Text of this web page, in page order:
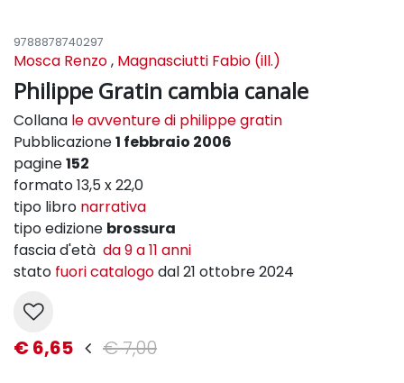
9788878740297
Mosca Renzo, Magnasciutti Fabio (ill.)
Philippe Gratin cambia canale
Collana le avventure di philippe gratin
Pubblicazione1 febbraio 2006
pagine152
formato 13,5 x 22,0
tipo libro narrativa
tipo edizione brossura
fascia d'età da 9 a 11 anni
stato fuori catalogodal 21 ottobre 2024
€ 6,65 € 7,00